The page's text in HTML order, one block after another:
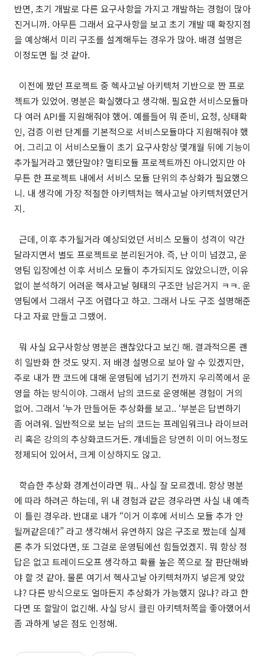
반면, 초기 개발로 다른 요구사항을 가지고 개발하는 경험이 많아
진거니까. 아무튼 그래서 요구사항을 보고 초기 개발 때 확장지점
을 예상해서 미리 구조를 설계해두는 경우가 많아. 배경 설명은
이정도면 될 것 같아.
이전에 짰던 프로젝트 중 헥사고날 아키텍처 기반으로 짠 프로
젝트가 있었어. 명분은 확실했다고 생각해. 필요한 서비스모듈마
다 여러 API를 지원해줘야 했어. 예를들어 뭐 준비, 요청, 상태확
인, 검증 이런 단계를 기본적으로 서비스모듈마다 지원해줘야 했
어. 그리고 이 서비스모듈이 초기 요구사항상 몇개월 뒤에 기능이
추가될거라고 했단말야? 멀티모듈 프로젝트까진 아니었지만 아
무튼 한 프로젝트 내에서 서비스 모듈 단위의 추상화가 필요했으
니. 내 생각에 가장 적절한 아키텍처는 헥사고날 아키텍처였던거
지.
근데, 이후 추가될거라 예상되었던 서비스 모듈이 성격이 약간
달라지면서 별도 프로젝트로 분리된거야. 즉, 난 이미 넘겼고, 운
영팀 입장에선 이후 서비스 모듈이 추가되지도 않았으니깐, 이유
없이 분석하기 어려운 헥사고날 형태의 구조만 남은거지 ㅋㅋ. 운
영팀에서 그래서 구조 어렵다고 하고. 그래서 나도 구조 설명해준
다고 자료 만들고 그랬어.
뭐 사실 요구사항상 명분은 괜찮았다고 보긴 해. 결과적으론 괜
히 일반화 한 것도 맞지. 저 배경 설명으로 보아 알 수 있겠지만,
주로 내가 짠 코드에 대해 운영팀에 넘기기 전까지 우리쪽에서 운
영을 하는 방식이야. 그래서 남의 코드로 운영해본 경험이 거의
없어. 그래서 ‘누가 만들어둔 추상화를 보고.. ‘부분은 답변하기
좀 어려워. 일반적으로 보는 남의 코드는 프레임워크나 라이브러
리 혹은 강의의 추상화코드거든. 걔네들은 당연히 이미 어느정도
정제되어 있어서, 크게 이상하지도 않고.
학습한 추상화 경계선이라면 뭐.. 사실 잘 모르겠네. 항상 명분
에 따라 하려곤 하는데, 위 내 경험과 같은 경우라면 사실 내 예측
이 틀린 경우라. 반대로 내가 “이거 이후에 서비스 모듈 추가 안
될꺼같은데?” 라고 생각해서 유연하지 않은 구조로 짰는데 실제
론 추가 되었다면, 또 그걸로 운영팀에선 힘들었겠지. 뭐 항상 정
답은 없고 트레이드오프 생각하고 확률 높은 쪽으로 잘 판단해봐
야 할 것 같아. 물론 여기서 헥사고날 아키텍처까지 넣은게 맞았
냐? 다른 방식으로도 얼마든지 추상화가 가능했지 않냐? 라고 한
다면 또 할말이 없긴해. 사실 당시 클린 아키텍처쪽을 좋아했어서
좀 과하게 넣은 점도 인정해.